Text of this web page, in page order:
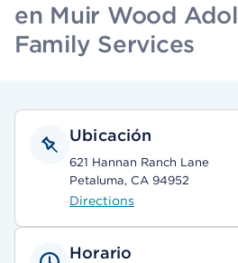
en Muir Wood
Family Services
Ubicación
621 Hannan Ranch Lane
Petaluma, CA 94952
Directions
Horario